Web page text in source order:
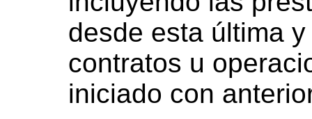
desde esta última
contratos u
iniciado con